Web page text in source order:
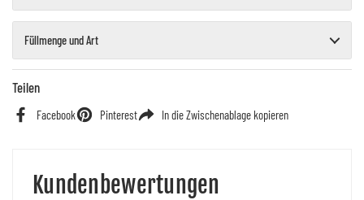
Füllmenge und Art
Teilen
Facebook Pinterest In die Zwischenablage kopieren
Kundenbewertungen